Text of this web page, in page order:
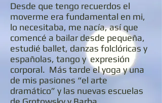
Desde que tengo recuerdos el
moverme era fundamental en mi,
lo necesitaba, me nacía, así que
comencé a bailar desde pequeña,
estudié ballet, danzas folclóricas y
españolas, tango y expresión
corporal. Más tarde el yoga y una
de mis pasiones “el arte
dramático” y las nuevas escuelas